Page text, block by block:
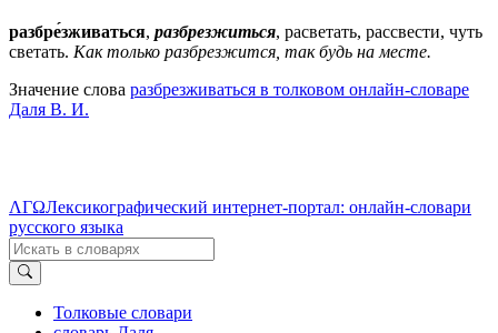
разбре́зживаться, разбрезжиться, расветать, рассвести, чуть
светать. Как только разбрезжится, так будь на месте.
Значение слова разбрезживаться в толковом онлайн-словаре
Даля В. И.
ΛΓΩЛексикографический интернет-портал: онлайн-словари
русского языка
Толковые словари